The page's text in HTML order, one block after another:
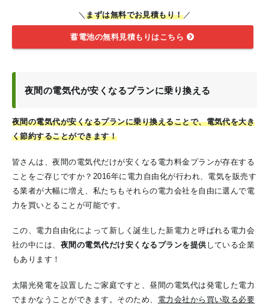
＼まずは無料でお見積もり！／
蓄電池の無料見積もりはこちら
夜間の電気代が安くなるプランに乗り換える
夜間の電気代が安くなるプランに乗り換えることで、電気代を大き
く節約することができます！
皆さんは、夜間の電気代だけが安くなる電力料金プランが存在する
ことをご存じですか？2016年に電力自由化が行われ、電気を販売す
る業者が大幅に増え、私たちもそれらの電力会社を自由に選んで電
力を買いとることが可能です。
この、電力自由化によって新しく誕生した新電力と呼ばれる電力会
社の中には、 夜間の電気代だけ安くなるプランを提供 している企業
もあります！
太陽光発電を設置したご家庭ですと、昼間の電気代は発電した電力
でまかなうことができます。そのため、 電力会社から買い取る必要